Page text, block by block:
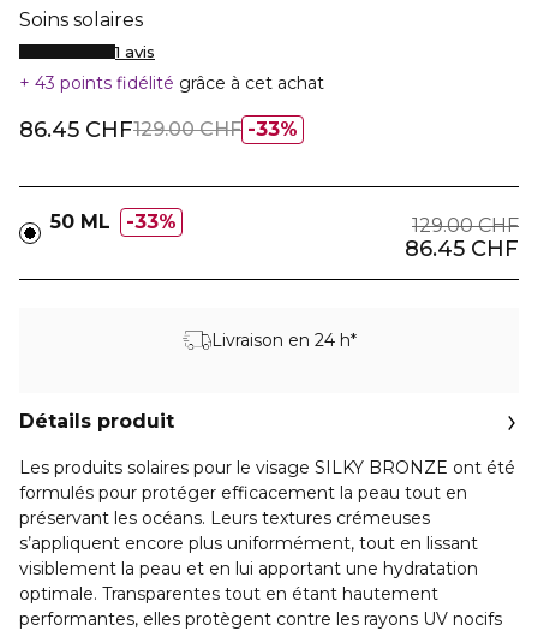
Soins solaires
1 avis
43 points fidélité grâce à cet achat
33%
86.45 CHF129.00 CHF
50 ML 33% 129.00 CHF
86.45 CHF
Livraison en 24 h*
Détails produit
Les produits solaires pour le visage SILKY BRONZE ont été
formulés pour protéger efficacement la peau tout en
préservant les océans. Leurs textures crémeuses
s’appliquent encore plus uniformément, tout en lissant
visiblement la peau et en lui apportant une hydratation
optimale. Transparentes tout en étant hautement
performantes, elles protègent contre les rayons UV nocifs